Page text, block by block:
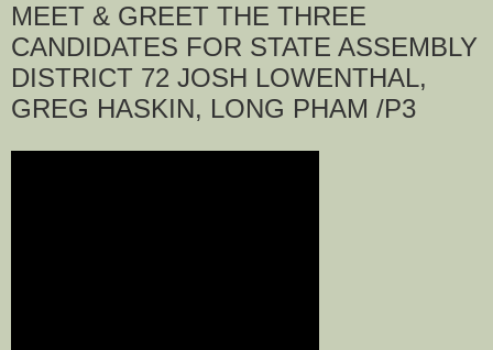
MEET & GREET THE THREE
CANDIDATES FOR STATE ASSEMBLY
DISTRICT 72 JOSH LOWENTHAL,
GREG HASKIN, LONG PHAM /P3